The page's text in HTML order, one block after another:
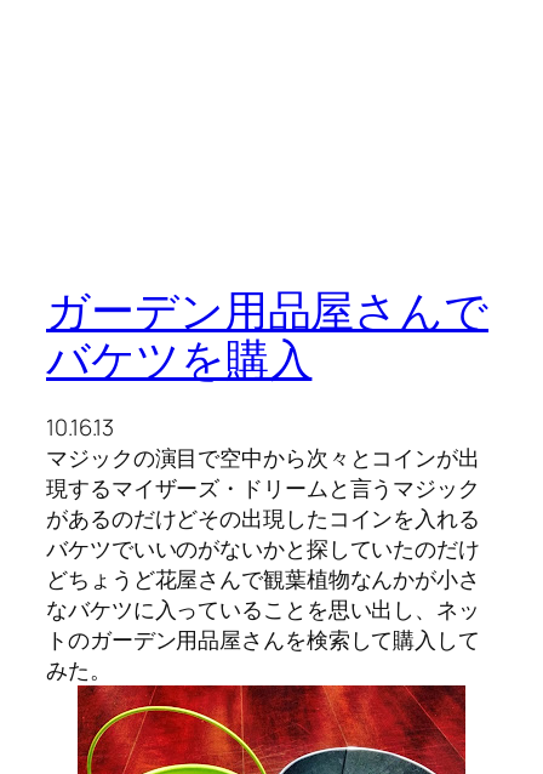
ガーデン用品屋さんで
バケツを購入
10.16.13
マジックの演目で空中から次々とコインが出
現するマイザーズ・ドリームと言うマジック
があるのだけどその出現したコインを入れる
バケツでいいのがないかと探していたのだけ
どちょうど花屋さんで観葉植物なんかが小さ
なバケツに入っていることを思い出し、ネッ
トのガーデン用品屋さんを検索して購入して
みた。